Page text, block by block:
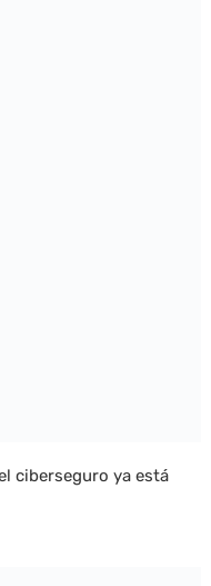
ciberseguro ya está